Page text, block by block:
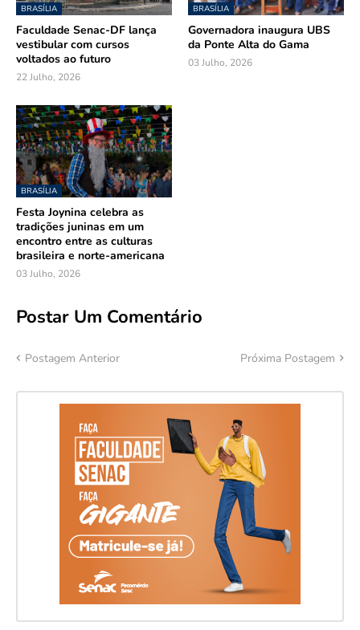
BRASÍLIA
Faculdade Senac-DF lança
vestibular com cursos
voltados ao futuro
22 Julho, 2026
BRASÍLIA
Governadora inaugura UBS
da Ponte Alta do Gama
03 Julho, 2026
BRASÍLIA
Festa Joynina celebra as
tradições juninas em um
encontro entre as culturas
brasileira e norte-americana
03 Julho, 2026
Postar Um Comentário
Postagem Anterior Próxima Postagem